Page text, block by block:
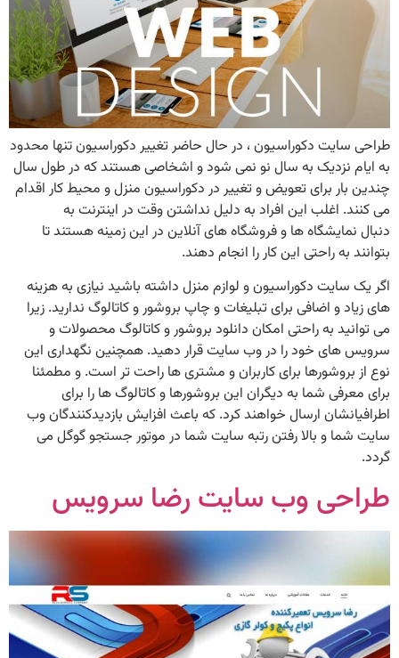
طراحی سایت دکوراسیون ، در حال حاضر تغییر دکوراسیون تنها محدود
به ایام نزدیک به سال نو نمی شود و اشخاصی هستند که در طول سال
چندین بار برای تعویض و تغییر در دکوراسیون منزل و محیط کار اقدام
می کنند. اغلب این افراد به دلیل نداشتن وقت در اینترنت به
دنبال نمایشگاه ها و فروشگاه های آنلاین در این زمینه هستند تا
بتوانند به راحتی این کار را انجام دهند.
اگر یک سایت دکوراسیون و لوازم منزل داشته باشید نیازی به هزینه
های زیاد و اضافی برای تبلیغات و چاپ بروشور و کاتالوگ ندارید. زیرا
می توانید به راحتی امکان دانلود بروشور و کاتالوگ محصولات و
سرویس های خود را در وب سایت قرار دهید. همچنین نگهداری این
نوع از بروشورها برای کاربران و مشتری ها راحت تر است. و مطمئنا
برای معرفی شما به دیگران این بروشورها و کاتالوگ ها را برای
اطرافیانشان ارسال خواهند کرد. که باعث افزایش بازدیدکنندگان وب
سایت شما و بالا رفتن رتبه سایت شما در موتور جستجو گوگل می
گردد.
طراحی وب سایت رضا سرویس